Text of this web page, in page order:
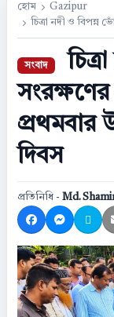
হোম
Gazipur
চিত্রা নদী ও বিপন্ন
প্রথমবার
দিবস
প্রতিনিধি - Md.
Share onShare on